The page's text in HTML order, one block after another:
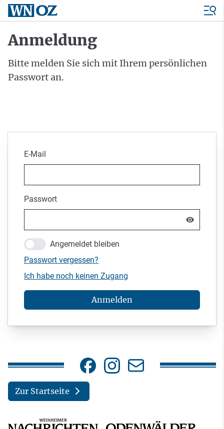
Anmeldung
Bitte melden Sie sich mit Ihrem persönlichen
Passwort an.
E-Mail
Passwort
Angemeldet bleiben
Passwort vergessen?
Ich habe noch keinen Zugang
Anmelden
Zur Startseite